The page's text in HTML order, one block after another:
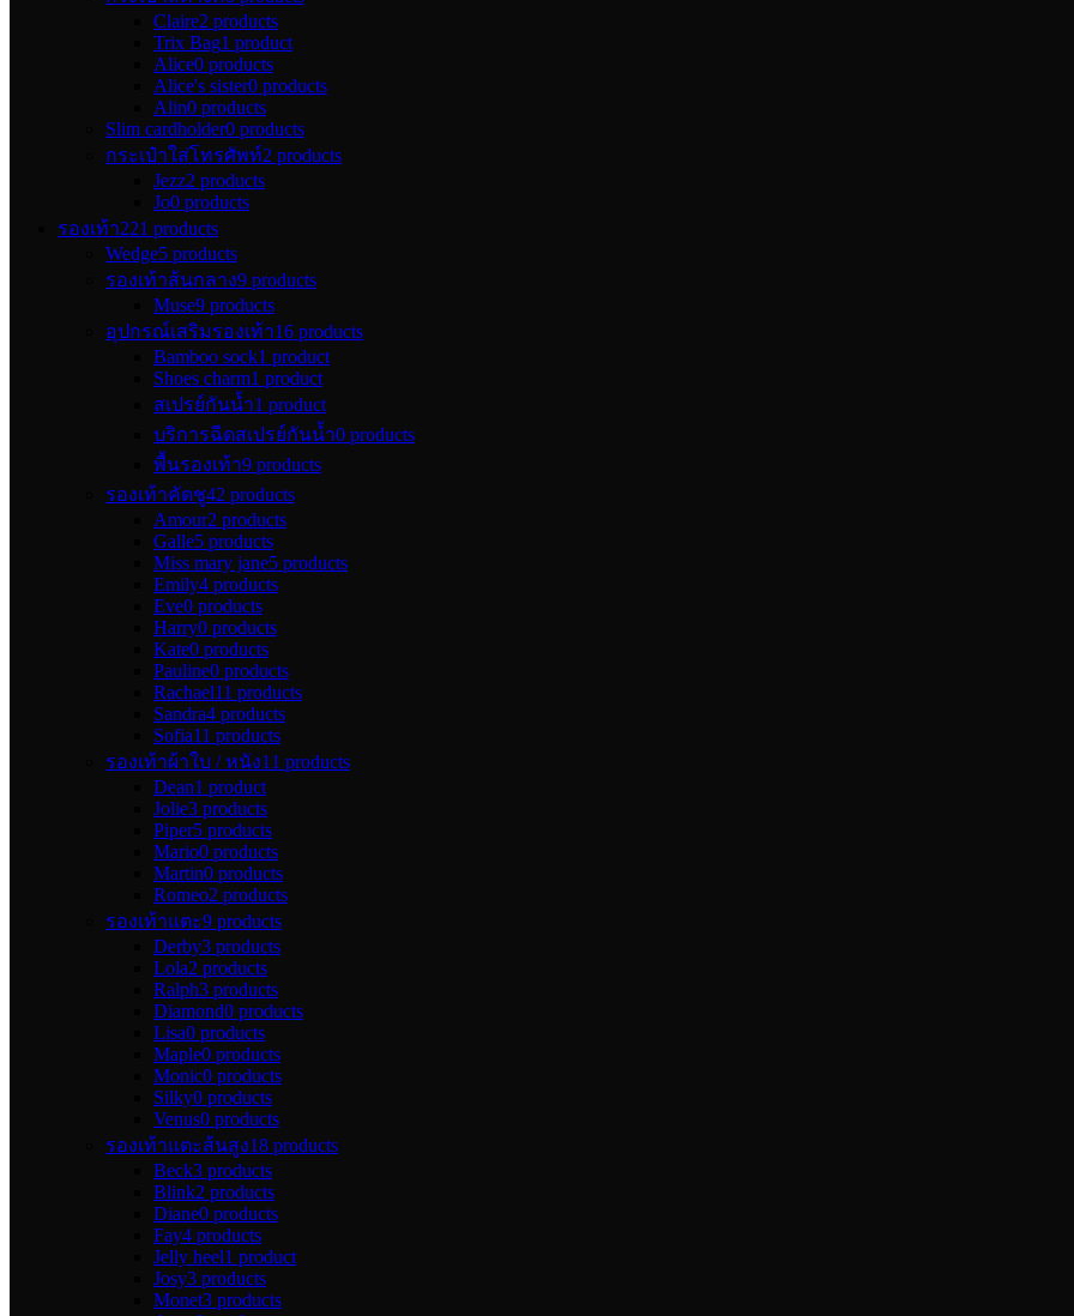
Claire2 products
Trix Bag1 product
Alice0 products
Alice's sister0 products
Alin0 products
Slim cardholder0 products
กระเป๋าใส่โทรศัพท์2 products
Jezz2 products
Jo0 products
รองเท้า221 products
Wedge5 products
รองเท้าส้นกลาง9 products
Muse9 products
อุปกรณ์เสริมรองเท้า16 products
Bamboo sock1 product
Shoes charm1 product
สเปรย์กันน้ำ1 product
บริการฉีดสเปรย์กันน้ำ0 products
พื้นรองเท้า9 products
รองเท้าคัตชู42 products
Amour2 products
Galle5 products
Miss mary jane5 products
Emily4 products
Eve0 products
Harry0 products
Kate0 products
Pauline0 products
Rachael11 products
Sandra4 products
Sofia11 products
รองเท้าผ้าใบ / หนัง11 products
Dean1 product
Jolie3 products
Piper5 products
Mario0 products
Martin0 products
Romeo2 products
รองเท้าแตะ9 products
Derby3 products
Lola2 products
Ralph3 products
Diamond0 products
Lisa0 products
Maple0 products
Monic0 products
Silky0 products
Venus0 products
รองเท้าแตะส้นสูง18 products
Beck3 products
Blink2 products
Diane0 products
Fay4 products
Jelly heel1 product
Josy3 products
Monet3 products